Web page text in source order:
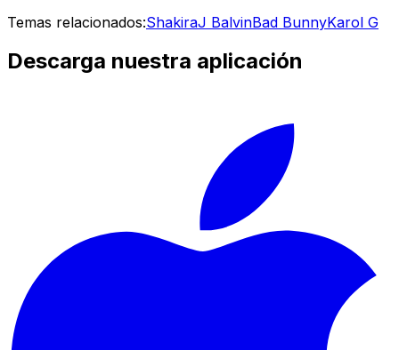
Temas relacionados:ShakiraJ BalvinBad BunnyKarol G
Descarga nuestra aplicación